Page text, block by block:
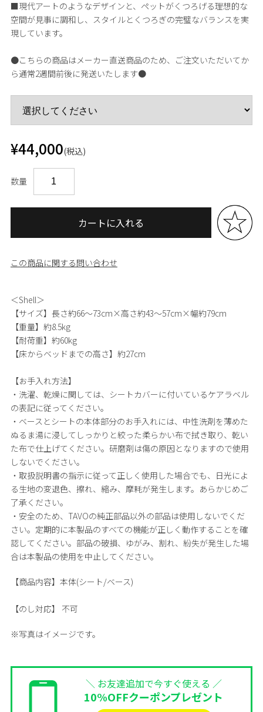
■現代アートのようなデザインと、ペットがくつろげる理想的な
空間が見事に調和し、スタイルとくつろぎの完璧なバランスを実
現しています。
●こちらの商品はメーカー直送商品のため、ご注文いただいてか
ら通常2週間前後に発送いたします●
¥44,000(税込)
数量
カートに入れる
この商品に関する問い合わせ
＜Shell＞
【サイズ】長さ約66～73cm×高さ約43～57cm×幅約79cm
【重量】約8.5kg
【耐荷重】約60kg
【床からベッドまでの高さ】約27cm
【お手入れ方法】
・洗濯、乾燥に関しては、シートカバーに付いているケアラベル
の表記に従ってください。
・ベースとシートの本体部分のお手入れには、中性洗剤を薄めた
ぬるま湯に浸してしっかりと絞った柔らかい布で拭き取り、乾い
た布で仕上げてください。研磨剤は傷の原因となりますので使用
しないでください。
・取扱説明書の指示に従って正しく使用した場合でも、日光によ
る生地の変退色、擦れ、縮み、摩耗が発生します。あらかじめご
了承ください。
・安全のため、TAVOの純正部品以外の部品は使用しないでくだ
さい。定期的に本製品のすべての機能が正しく動作することを確
認してください。部品の破損、ゆがみ、割れ、紛失が発生した場
合は本製品の使用を中止してください。
【商品内容】 本体(シート/ベース)
【のし対応】 不可
※写真はイメージです。
＼ お友達追加で今すぐ使える ／
10%OFFクーポンプレゼント